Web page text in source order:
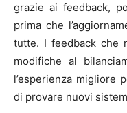
grazie ai feedback,
prima che
tutte. I feedback che
modifiche al
l’esperienza migliore
di provare nuovi